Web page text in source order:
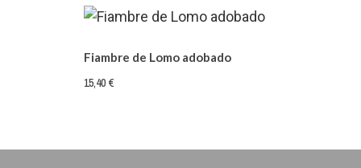
Fiambre de Lomo adobado
15,40 €